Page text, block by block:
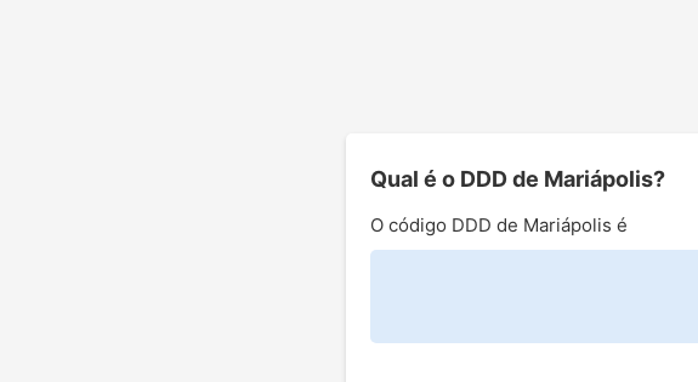
Qual é o DDD de Mariápolis?
O código DDD de Mariápolis é